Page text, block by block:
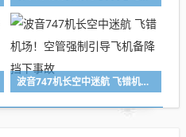
波音747机长空中迷航 飞错机场！空管强制引导飞机备降 挡下事故